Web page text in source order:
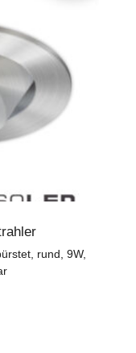
rund, 9W,